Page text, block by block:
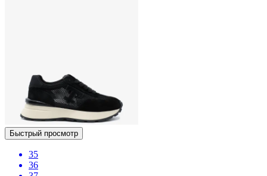
Быстрый просмотр
35
36